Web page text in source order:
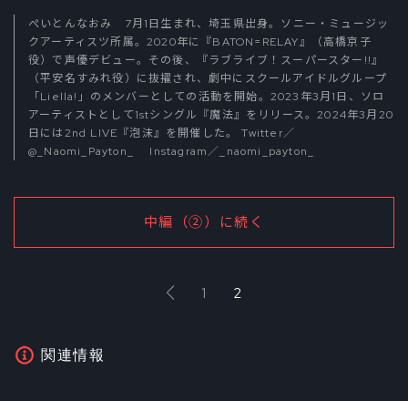
ぺいとんなおみ 7月1日生まれ、埼玉県出身。ソニー・ミュージッ
クアーティスツ所属。2020年に『BATON=RELAY』（高橋京子
役）で声優デビュー。その後、『ラブライブ！スーパースター!!』
（平安名すみれ役）に抜擢され、劇中にスクールアイドルグループ
「Liella!」のメンバーとしての活動を開始。2023年3月1日、ソロ
アーティストとして1stシングル『魔法』をリリース。2024年3月20
日には2nd LIVE『泡沫』を開催した。 Twitter／
@_Naomi_Payton_
Instagram／ _naomi_payton_
中編（②）に続く
1 2
関連情報